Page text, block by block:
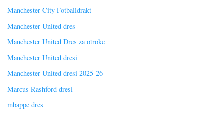
Manchester City Fotballdrakt
Manchester United dres
Manchester United Dres za otroke
Manchester United dresi
Manchester United dresi 2025-26
Marcus Rashford dresi
mbappe dres